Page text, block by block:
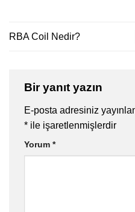
RBA Coil Nedir?
Bir yanıt yazın
E-posta adresiniz
* ile işaretlenmişlerdir
Yorum *